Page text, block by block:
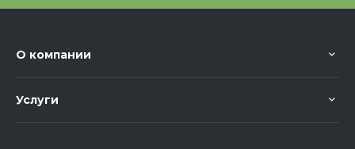
О компании
Услуги